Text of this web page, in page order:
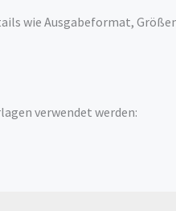
wie Ausgabeformat,
verwendet werden: